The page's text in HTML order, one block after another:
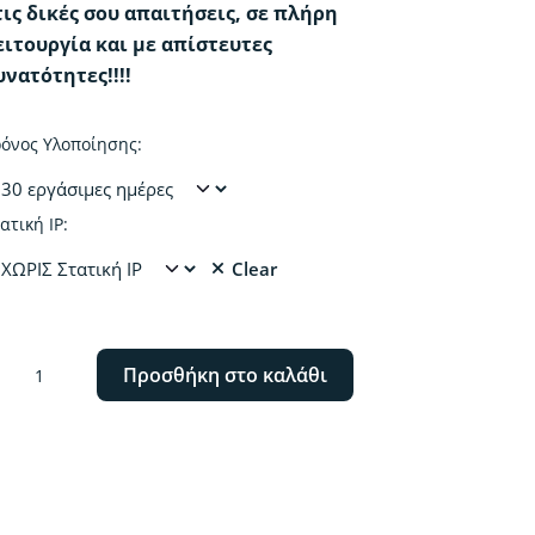
δικές σου απαιτήσεις, σε πλήρη
και με απίστευτες
Υλοποίησης:
IP:
Clear
Προσθήκη στο καλάθι